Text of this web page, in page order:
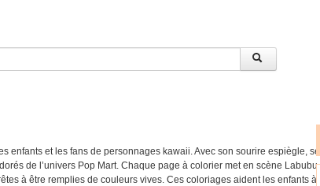
enfants et les fans de personnages kawaii. Avec son sourire espiègle, ses
de l’univers Pop Mart. Chaque page à colorier met en scène Labubu
à être remplies de couleurs vives. Ces coloriages aident les enfants à